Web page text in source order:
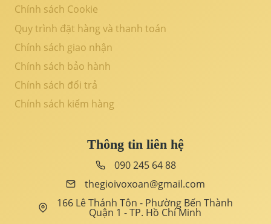
Chính sách Cookie
Quy trình đặt hàng và thanh toán
Chính sách giao nhận
Chính sách bảo hành
Chính sách đổi trả
Chính sách kiểm hàng
Thông tin liên hệ
090 245 64 88
thegioivoxoan@gmail.com
166 Lê Thánh Tôn - Phường Bến Thành
Quận 1 - TP. Hồ Chí Minh